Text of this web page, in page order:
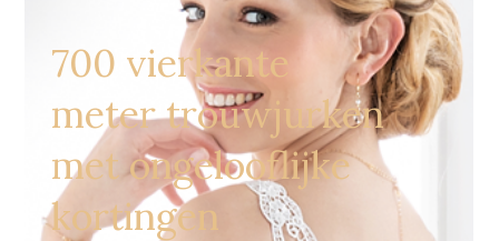
700 vierkante
meter trouwjurken
met ongelooflijke
kortingen